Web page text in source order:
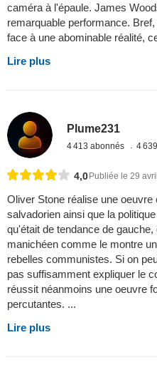
caméra à l'épaule. James
remarquable performance.
face à une abominable réalité,
Lire plus
Plume231
4 413 abonnés 4
4,0Publiée le 29
Oliver Stone réalise une
salvadorien ainsi que la
qu'était de tendance de
manichéen comme le montre
rebelles communistes. Si on
pas suffisamment expliquer le
réussit néanmoins une oeuvre
percutantes. ...
Lire plus